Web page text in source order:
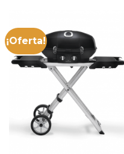
¡Oferta!